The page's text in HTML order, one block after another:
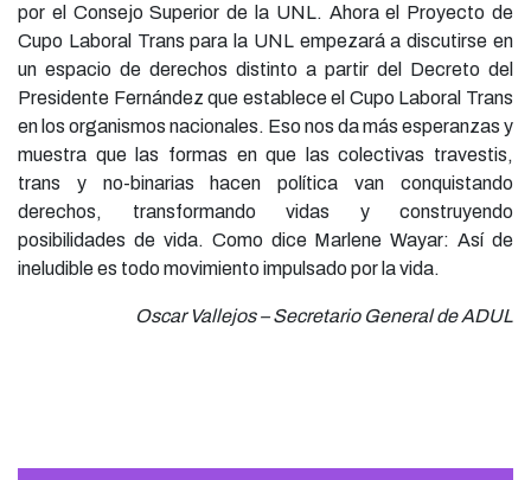
por el Consejo Superior de la UNL. Ahora el Proyecto de
Cupo Laboral Trans para la UNL empezará a discutirse en
un espacio de derechos distinto a partir del Decreto del
Presidente Fernández que establece el Cupo Laboral Trans
en los organismos nacionales. Eso nos da más esperanzas y
muestra que las formas en que las colectivas travestis,
trans y no-binarias hacen política van conquistando
derechos, transformando vidas y construyendo
posibilidades de vida. Como dice Marlene Wayar: Así de
ineludible es todo movimiento impulsado por la vida.
Oscar Vallejos – Secretario General de ADUL